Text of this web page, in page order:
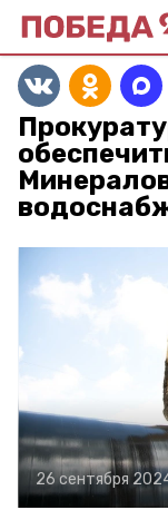
26 сентября